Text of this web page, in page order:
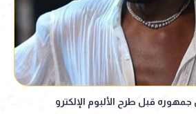
قبل طرح الألبوم الإلكترو